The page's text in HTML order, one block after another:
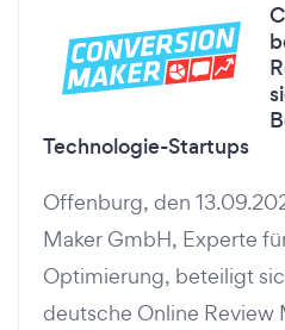
Technologie-Startups
Offenburg, den
Maker GmbH, Experte
Optimierung, beteiligt
deutsche Online Review